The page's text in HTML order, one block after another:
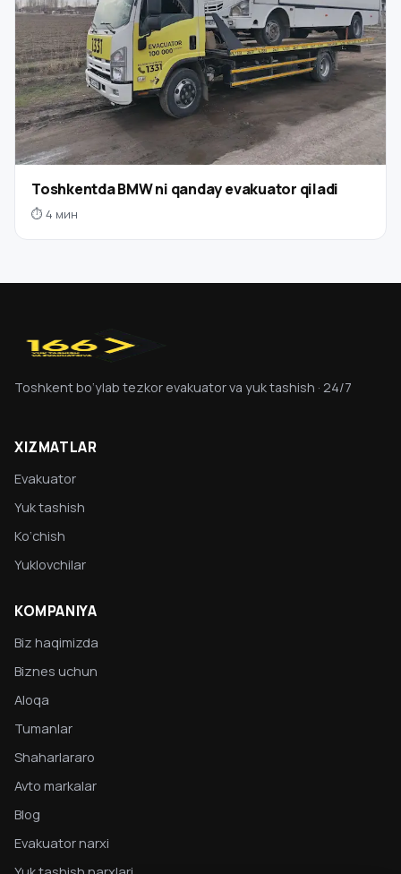
Toshkentda BMW ni qanday evakuator qiladi
⏱ 4 мин
Toshkent bo‘ylab tezkor evakuator va yuk tashish · 24/7
XIZMATLAR
Evakuator
Yuk tashish
Ko‘chish
Yuklovchilar
KOMPANIYA
Biz haqimizda
Biznes uchun
Aloqa
Tumanlar
Shaharlararo
Avto markalar
Blog
Evakuator narxi